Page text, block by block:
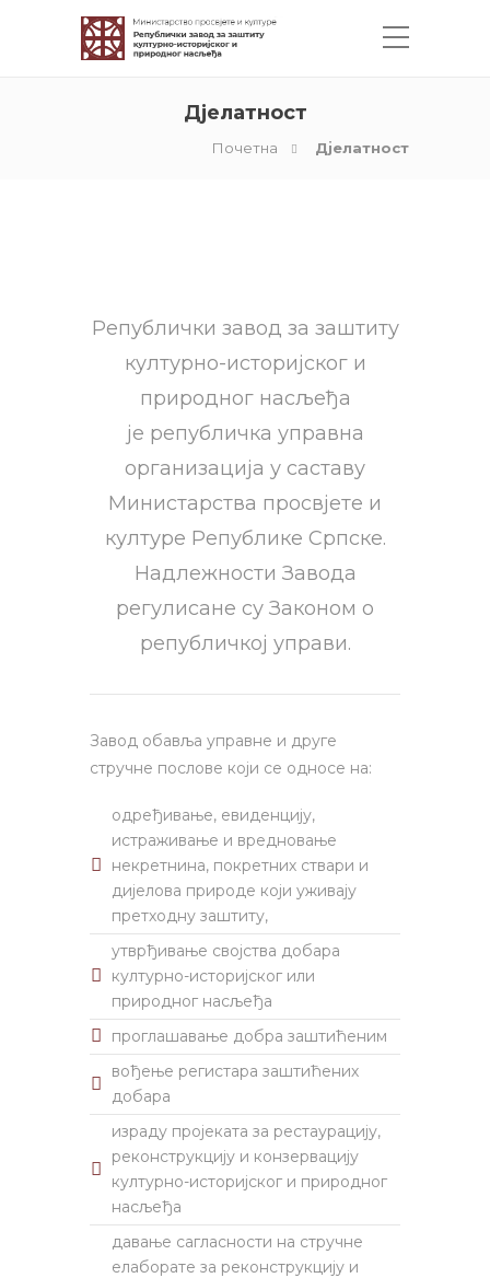
Дјелатност
Почетна Дјелатност
Републички завод за заштиту
културно-историјског и
природног насљеђа
је републичка управна
организација у саставу
Министарства просвјете и
културе Републике Српске.
Надлежности Завода
регулисане су Законом о
републичкој управи.
Завод обавља управне и друге
стручне послове који се односе на:
одређивање, евиденцију,
истраживање и вредновање
некретнина, покретних ствари и
дијелова природе који уживају
претходну заштиту,
утврђивање својства добара
културно-историјског или
природног насљеђа
проглашавање добра заштићеним
вођење регистара заштићених
добара
израду пројеката за рестаурацију,
реконструкцију и конзервацију
културно-историјског и природног
насљеђа
давање сагласности на стручне
елаборате за реконструкцију и